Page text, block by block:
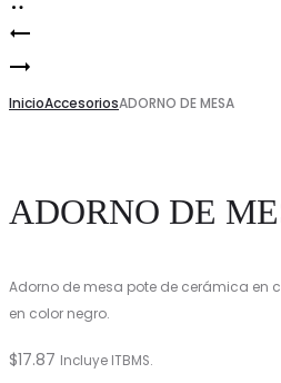
Product
navigation
MESA
Figura
Garci
InicioAccesoriosADORNO DE MESA
ADORNO DE
Adorno de mesa pote de cerámica en
en color negro.
$17.87 Incluye ITBMS.